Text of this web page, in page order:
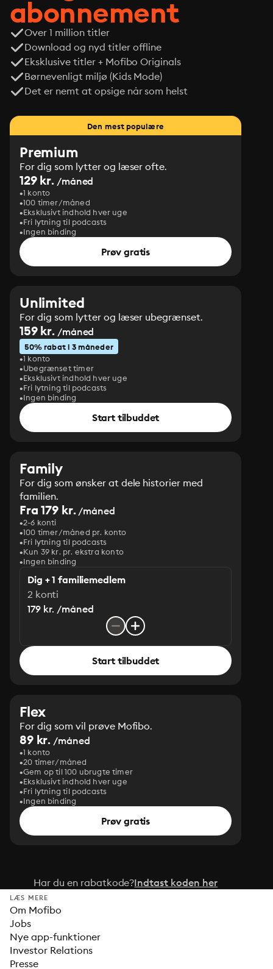
abonnement
Over 1 million titler
Download og nyd titler offline
Eksklusive titler + Mofibo Originals
Børnevenligt miljø (Kids Mode)
Det er nemt at opsige når som helst
Den mest populære
Premium
For dig som lytter og læser ofte.
129 kr. /måned
1 konto
100 timer/måned
Eksklusivt indhold hver uge
Fri lytning til podcasts
Ingen binding
Prøv gratis
Unlimited
For dig som lytter og læser ubegrænset.
159 kr. /måned
50% rabat i 3 måneder
1 konto
Ubegrænset timer
Eksklusivt indhold hver uge
Fri lytning til podcasts
Ingen binding
Start tilbuddet
Family
For dig som ønsker at dele historier med
familien.
Fra 179 kr./måned
2-6 konti
100 timer/måned pr. konto
Fri lytning til podcasts
Kun 39 kr. pr. ekstra konto
Ingen binding
Dig + 1 familiemedlem
2 konti
179 kr. /måned
Start tilbuddet
Flex
For dig som vil prøve Mofibo.
89 kr. /måned
1 konto
20 timer/måned
Gem op til 100 ubrugte timer
Eksklusivt indhold hver uge
Fri lytning til podcasts
Ingen binding
Prøv gratis
Har du en rabatkode?Indtast koden her
LÆS MERE
Om Mofibo
Jobs
Nye app-funktioner
Investor Relations
Presse